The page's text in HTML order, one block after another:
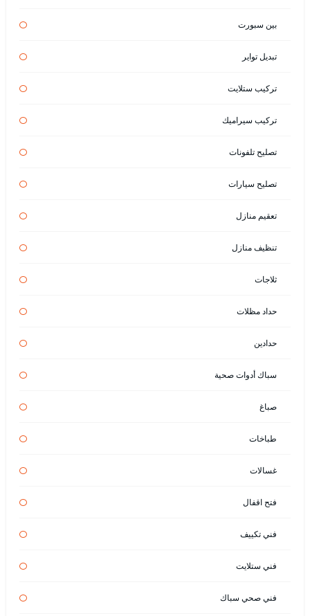
بين سبورت
تبديل تواير
تركيب ستلايت
تركيب سيراميك
تصليح تلفونات
تصليح سيارات
تعقيم منازل
تنظيف منازل
ثلاجات
حداد مظلات
حدادين
سباك أدوات صحية
صباغ
طباخات
غسالات
فتح اقفال
فني تكييف
فني ستلايت
فني صحي سباك